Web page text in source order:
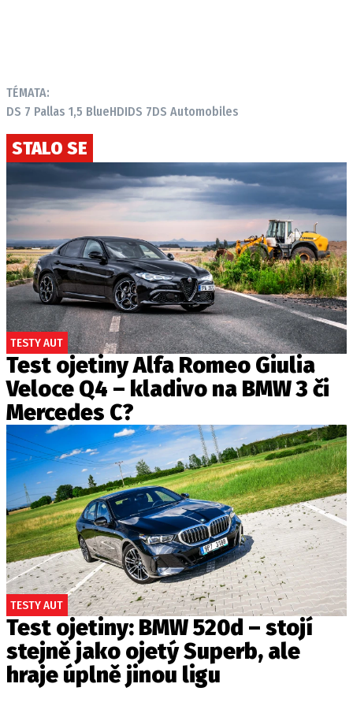
TÉMATA:
DS 7 Pallas 1,5 BlueHDIDS 7DS Automobiles
STALO SE
TESTY AUT
Test ojetiny Alfa Romeo Giulia
Veloce Q4 – kladivo na BMW 3 či
Mercedes C?
TESTY AUT
Test ojetiny: BMW 520d – stojí
stejně jako ojetý Superb, ale
hraje úplně jinou ligu